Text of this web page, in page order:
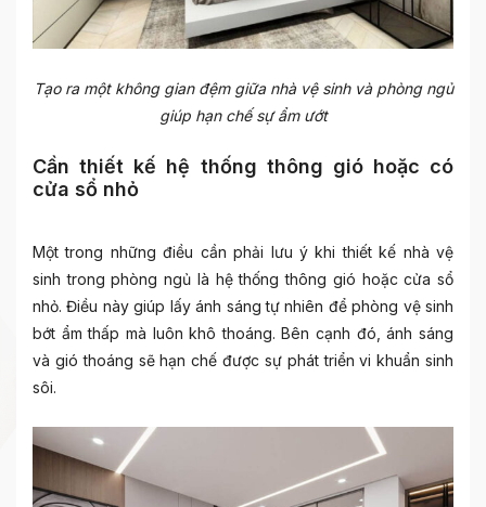
Tạo ra một không gian đệm giữa nhà vệ sinh và phòng ngủ
giúp hạn chế sự ẩm ướt
Cần thiết kế hệ thống thông gió hoặc có
cửa sổ nhỏ
Một trong những điều cần phải lưu ý khi thiết kế nhà vệ
sinh trong phòng ngủ là hệ thống thông gió hoặc cửa sổ
nhỏ. Điều này giúp lấy ánh sáng tự nhiên để phòng vệ sinh
bớt ẩm thấp mà luôn khô thoáng. Bên cạnh đó, ánh sáng
và gió thoáng sẽ hạn chế được sự phát triển vi khuẩn sinh
sôi.